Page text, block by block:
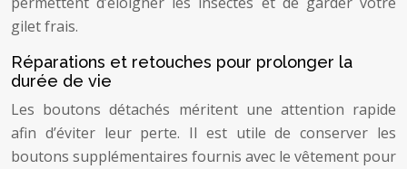
gilet frais.
Réparations et retouches pour prolonger la
durée de vie
Les boutons détachés méritent une attention rapide
afin d’éviter leur perte. Il est utile de conserver les
boutons supplémentaires fournis avec le vêtement pour